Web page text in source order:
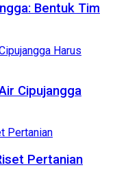
Bentuk Tim
Cipujangga
Pertanian